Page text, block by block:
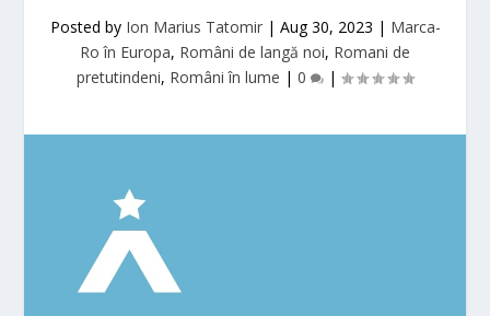
Posted by Ion Marius Tatomir| Aug 30, 2023 | Marca-
Ro în Europa, Români de langă noi, Romani de
pretutindeni, Români în lume | 0 |